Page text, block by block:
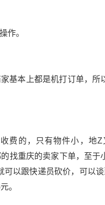
作。
基本上都是机打订单，所
费的，只有物件小，地
找重庆的卖家下单，至于
以跟快递员砍价，可以
。